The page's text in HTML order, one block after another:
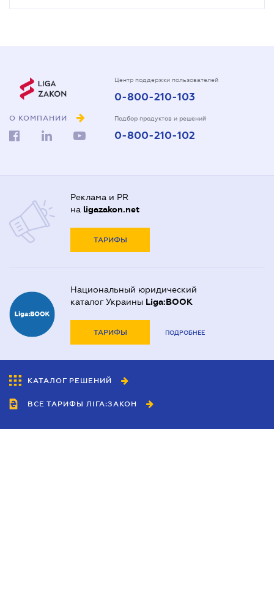
О КОМПАНИИ
Центр поддержки пользователей
0-800-210-103
Подбор продуктов и решений
0-800-210-102
Реклама и PR
на ligazakon.net
ТАРИФЫ
Национальный юридический
каталог Украины Liga:BOOK
ТАРИФЫ ПОДРОБНЕЕ
КАТАЛОГ РЕШЕНИЙ
ВСЕ ТАРИФЫ ЛІГА:ЗАКОН